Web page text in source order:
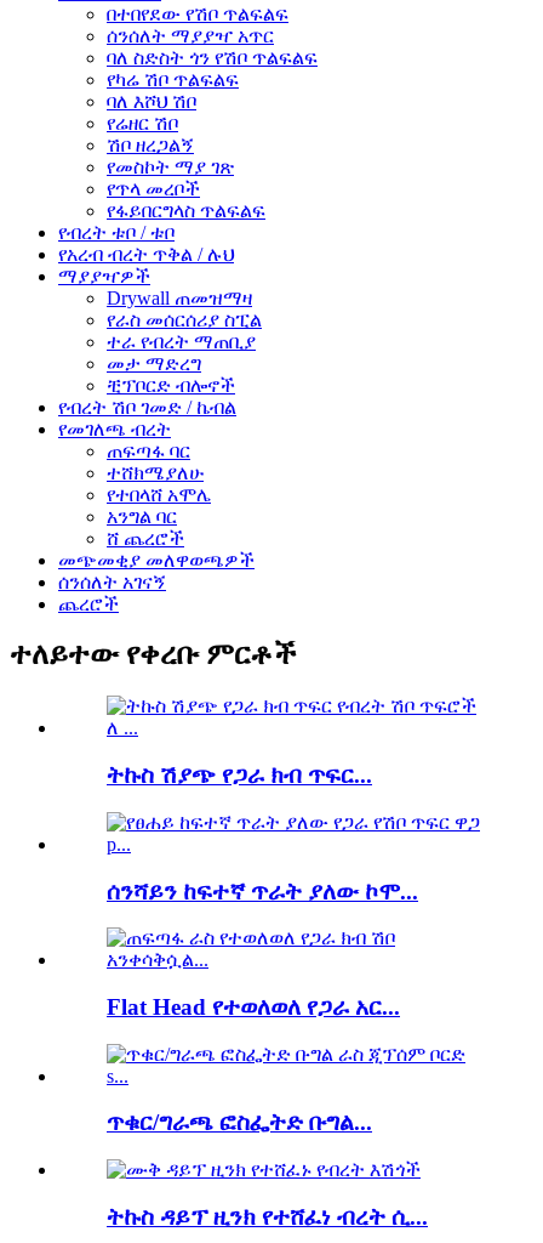
በተበየደው የሽቦ ጥልፍልፍ
ሰንሰለት ማያያዣ አጥር
ባለ ስድስት ጎን የሽቦ ጥልፍልፍ
የካሬ ሽቦ ጥልፍልፍ
ባለ እሾህ ሽቦ
የሬዘር ሽቦ
ሽቦ ዘረጋልኝ
የመስኮት ማያ ገጽ
የጥላ መረቦች
የፋይበርግላስ ጥልፍልፍ
የብረት ቱቦ / ቱቦ
የአረብ ብረት ጥቅል / ሉህ
ማያያዣዎች
Drywall ጠመዝማዛ
የራስ መሰርሰሪያ ስፒል
ተራ የብረት ማጠቢያ
መታ ማድረግ
ቺፕቦርድ ብሎኖች
የብረት ሽቦ ገመድ / ኬብል
የመገለጫ ብረት
ጠፍጣፋ ባር
ተሸክሜያለሁ
የተበላሸ አሞሌ
አንግል ባር
ሸ ጨረሮች
መጭመቂያ መለዋወጫዎች
ሰንሰለት አገናኝ
ጨረሮች
ተለይተው የቀረቡ ምርቶች
ትኩስ ሽያጭ የጋራ ክብ ጥፍር...
ሰንሻይን ከፍተኛ ጥራት ያለው ኮሞ...
Flat Head የተወለወለ የጋራ አር...
ጥቁር/ግራጫ ፎስፌትድ ቡግል...
ትኩስ ዳይፕ ዚንክ የተሸፈነ ብረት ሲ...